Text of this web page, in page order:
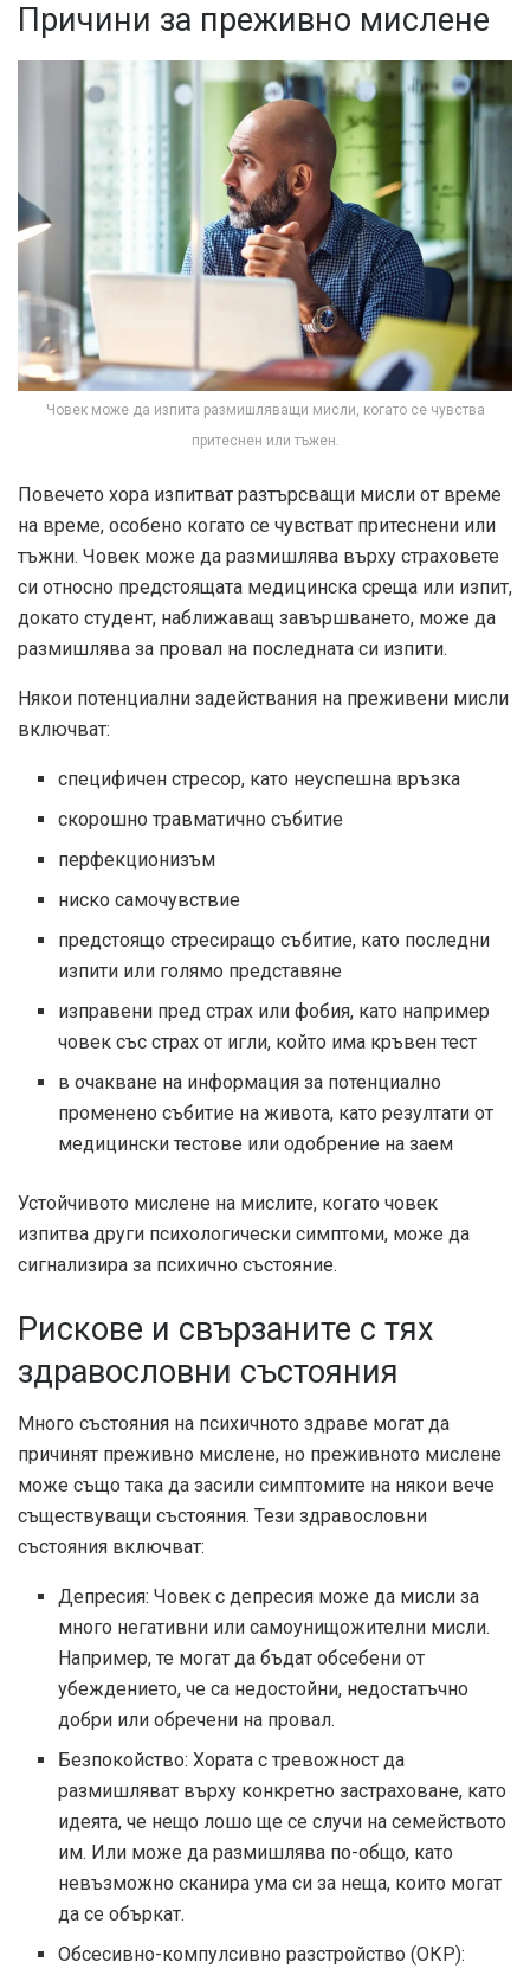
Причини за преживно мислене
Човек може да изпита размишляващи мисли, когато се чувства
притеснен или тъжен.
Повечето хора изпитват разтърсващи мисли от време
на време, особено когато се чувстват притеснени или
тъжни. Човек може да размишлява върху страховете
си относно предстоящата медицинска среща или изпит,
докато студент, наближаващ завършването, може да
размишлява за провал на последната си изпити.
Някои потенциални задействания на преживени мисли
включват:
специфичен стресор, като неуспешна връзка
скорошно травматично събитие
перфекционизъм
ниско самочувствие
предстоящо стресиращо събитие, като последни
изпити или голямо представяне
изправени пред страх или фобия, като например
човек със страх от игли, който има кръвен тест
в очакване на информация за потенциално
променено събитие на живота, като резултати от
медицински тестове или одобрение на заем
Устойчивото мислене на мислите, когато човек
изпитва други психологически симптоми, може да
сигнализира за психично състояние.
Рискове и свързаните с тях
здравословни състояния
Много състояния на психичното здраве могат да
причинят преживно мислене, но преживното мислене
може също така да засили симптомите на някои вече
съществуващи състояния. Тези здравословни
състояния включват:
Депресия: Човек с депресия може да мисли за
много негативни или самоунищожителни мисли.
Например, те могат да бъдат обсебени от
убеждението, че са недостойни, недостатъчно
добри или обречени на провал.
Безпокойство: Хората с тревожност да
размишляват върху конкретно застраховане, като
идеята, че нещо лошо ще се случи на семейството
им. Или може да размишлява по-общо, като
невъзможно сканира ума си за неща, които могат
да се объркат.
Обсесивно-компулсивно разстройство (ОКР):